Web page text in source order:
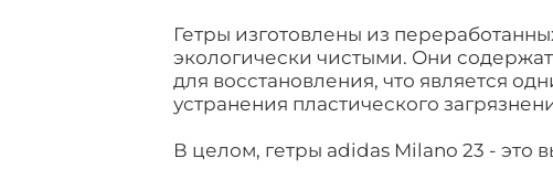
Гетры изготовлены из
экологически чистыми. Они
для восстановления, что является
устранения пластического
В целом, гетры adidas Milano 23 - это